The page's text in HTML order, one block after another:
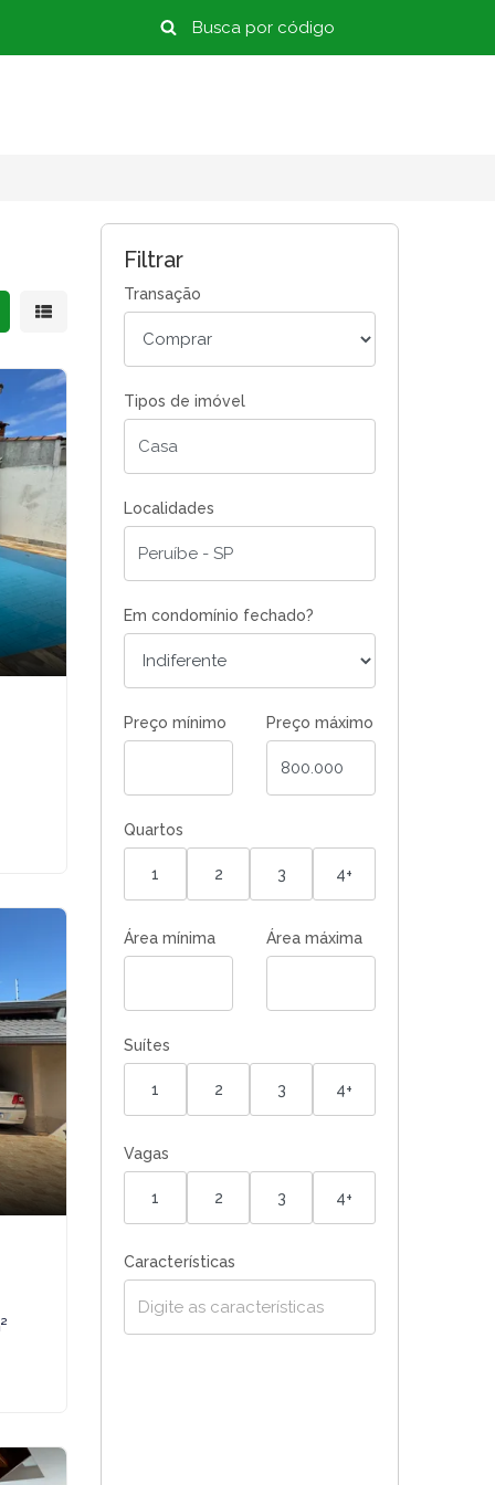
resultados em grade
Mostrar resultados em lista
Filtrar
Transação
Tipos de imóvel
Localidades
Em condomínio fechado?
Preço mínimo Preço máximo
Quartos
1 2 3 4+
Área mínima Área máxima
Suítes
1 2 3 4+
Vagas
1 2 3 4+
Características